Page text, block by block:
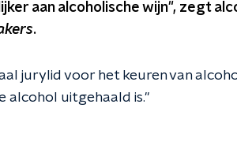
aan alcoholische wijn", zegt
.
jurylid voor het keuren van
alcohol uitgehaald is."